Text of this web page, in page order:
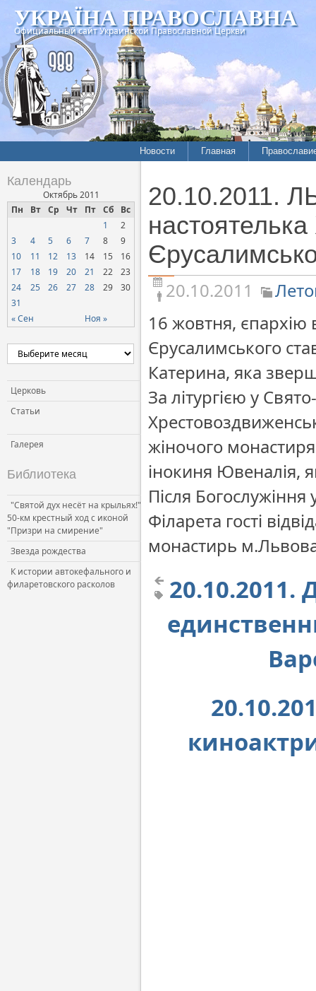
УКРАЇНА ПРАВОСЛАВНА
Официальный сайт Украинской Православной Церкви
Новости
Межконфессиональные
отношения
Нарушения прав
верующих
Официальная хроника
Расколы, ереси, секты
СОЦИАЛЬНОЕ
Церковь и власть
Церковь и общество
Церковь и СМИ
Главная
История
Хроники
Календарь
Октябрь 2011
Пн
Вт Ср Чт Пт Сб Вс
« Сен Ноя »
1
2
3
4 5 6 7 8
9
10
11 12 13 14 15
16
17
18 19 20 21 22
23
24
25 26 27 28 29
30
31
Церковь
Статьи
Галерея
Библиотека
"Святой дух несёт на крыльях!"
50-км крестный ход с иконой
"Призри на смирение"
Звезда рождества
К истории автокефального и
филаретовского расколов
20.10.2011.
20.10.2011
16 жовтня, єпархію
Єрусалимського
Катерина, яка
За літургією у
жіночого
інокиня Ювеналія,
Після Богослужіння
Філарета гості
монастирь